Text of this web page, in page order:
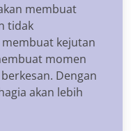
membuat
tidak
kejutan
momen
Dengan
akan lebih